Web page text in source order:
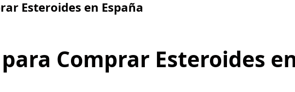
Esteroides en España
Comprar Esteroides